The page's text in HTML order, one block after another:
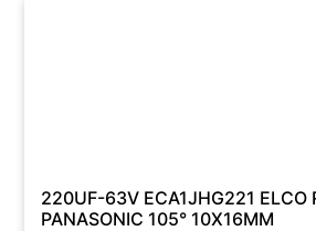
220UF-63V ECA1JHG221 ELCO
PANASONIC 105° 10X16MM